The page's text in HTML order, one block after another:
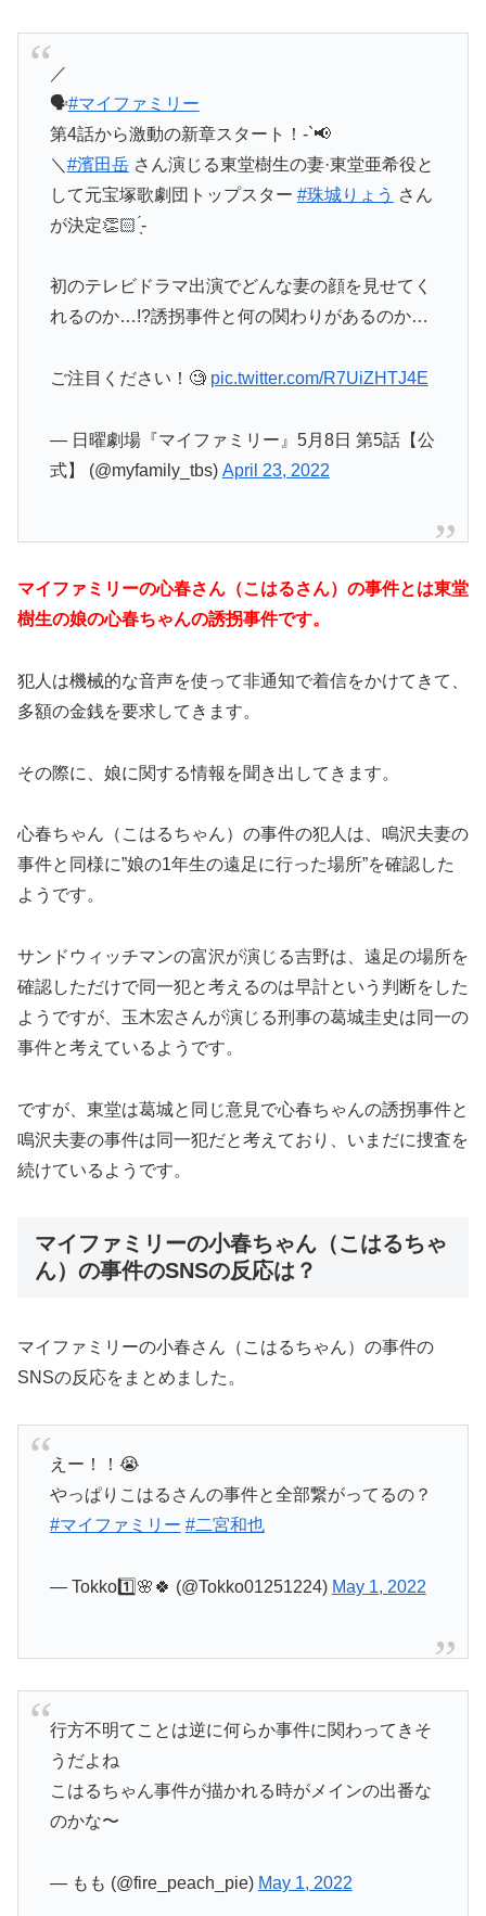
／
🗣#マイファミリー
第4話から激動の新章スタート！-`📢
＼ #濱田岳さん演じる東堂樹生の妻·東堂亜希役と
して元宝塚歌劇団トップスター #珠城りょう さん
が決定👏🏻 ̖́-
初のテレビドラマ出演でどんな妻の顔を見せてく
れるのか…!?誘拐事件と何の関わりがあるのか…
ご注目ください！🧐 pic.twitter.com/R7UiZHTJ4E
— 日曜劇場『マイファミリー』5月8日 第5話【公
式】 (@myfamily_tbs) April 23, 2022
マイファミリーの心春さん（こはるさん）の事件とは東堂
樹生の娘の心春ちゃんの誘拐事件です。
犯人は機械的な音声を使って非通知で着信をかけてきて、
多額の金銭を要求してきます。
その際に、娘に関する情報を聞き出してきます。
心春ちゃん（こはるちゃん）の事件の犯人は、鳴沢夫妻の
事件と同様に”娘の1年生の遠足に行った場所”を確認した
ようです。
サンドウィッチマンの富沢が演じる吉野は、遠足の場所を
確認しただけで同一犯と考えるのは早計という判断をした
ようですが、玉木宏さんが演じる刑事の葛城圭史は同一の
事件と考えているようです。
ですが、東堂は葛城と同じ意見で心春ちゃんの誘拐事件と
鳴沢夫妻の事件は同一犯だと考えており、いまだに捜査を
続けているようです。
マイファミリーの小春ちゃん（こはるちゃ
ん）の事件のSNSの反応は？
マイファミリーの小春さん（こはるちゃん）の事件の
SNSの反応をまとめました。
えー！！😭
やっぱりこはるさんの事件と全部繋がってるの？
#マイファミリー #二宮和也
— Tokko1️⃣🌸🍀 (@Tokko01251224) May 1, 2022
行方不明てことは逆に何らか事件に関わってきそ
うだよね
こはるちゃん事件が描かれる時がメインの出番な
のかな〜
— もも (@fire_peach_pie) May 1, 2022